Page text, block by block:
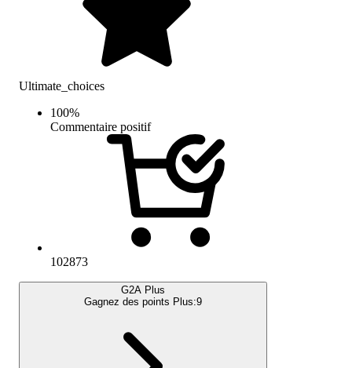
Ultimate_choices
100%
Commentaire positif
102873
G2A Plus
Gagnez des points Plus:9